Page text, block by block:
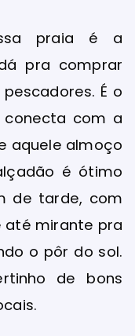
praia é a
pra comprar
É o
com a
aquele almoço
é ótimo
de tarde, com
até mirante pra
o pôr do sol.
de bons